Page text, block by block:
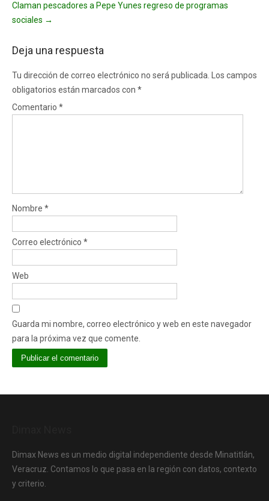
Claman pescadores a Pepe Yunes regreso de programas
sociales →
Deja una respuesta
Tu dirección de correo electrónico no será publicada.
Los campos
obligatorios están marcados con *
Comentario *
Nombre *
Correo electrónico *
Web
Guarda mi nombre, correo electrónico y web en este navegador
para la próxima vez que comente.
Dimax News es un medio digital independiente desde Minatitlán,
Veracruz. Contamos lo que pasa en la región con datos, contexto
y criterio.